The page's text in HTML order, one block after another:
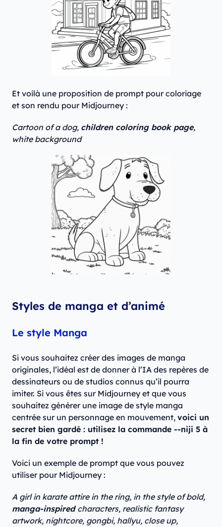
Et voilà une proposition de prompt pour coloriage
et son rendu pour Midjourney :
Cartoon of a dog, children coloring book page,
white background
Styles de manga et d’animé
Le style Manga
Si vous souhaitez créer des images de manga
originales, l’idéal est de donner à l’IA des repères de
dessinateurs ou de studios connus qu’il pourra
imiter. Si vous êtes sur Midjourney et que vous
souhaitez générer une image de style manga
centrée sur un personnage en mouvement, voici un
secret bien gardé : utilisez la commande --niji 5 à
la fin de votre prompt !
Voici un exemple de prompt que vous pouvez
utiliser pour Midjourney :
A girl in karate attire in the ring, in the style of bold,
manga-inspiredcharacters, realistic fantasy
artwork, nightcore, gongbi, hallyu, close up,